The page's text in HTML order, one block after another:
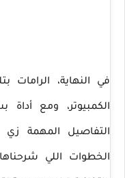
في النهاية،
التفاصيل المهمة زي
الخطوات اللي